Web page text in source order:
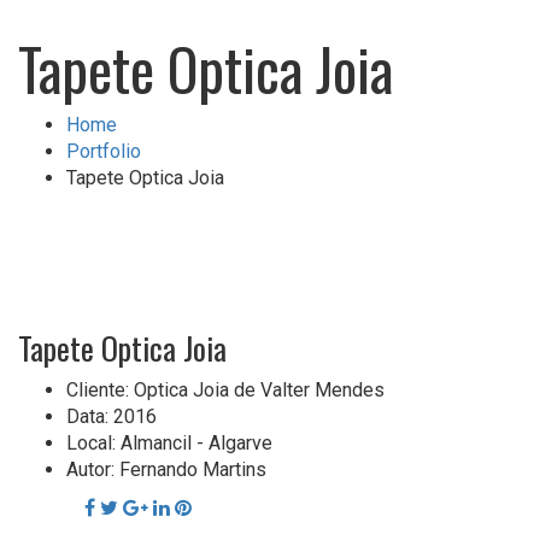
Tapete Optica Joia
Home
Portfolio
Tapete Optica Joia
Tapete Optica Joia
Cliente: Optica Joia de Valter Mendes
Data: 2016
Local: Almancil - Algarve
Autor: Fernando Martins